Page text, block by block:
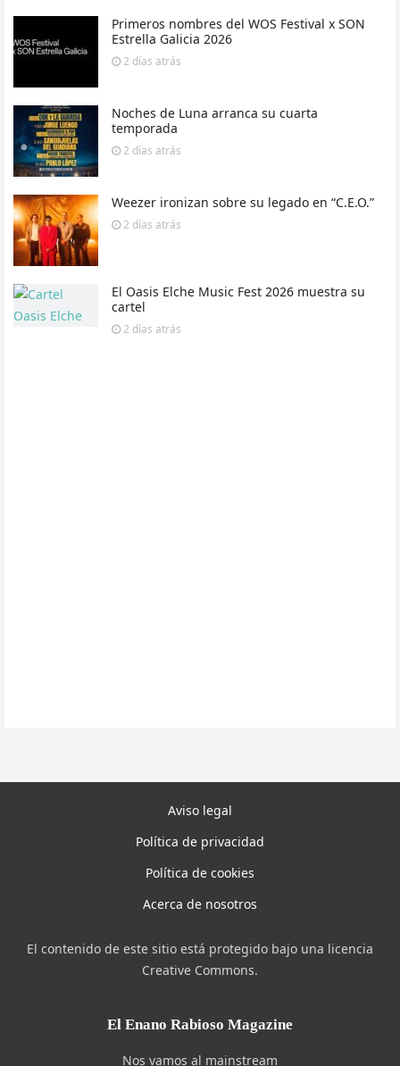
Primeros nombres del WOS Festival x SON
Estrella Galicia 2026
2 días atrás
Noches de Luna arranca su cuarta
temporada
2 días atrás
Weezer ironizan sobre su legado en “C.E.O.”
2 días atrás
El Oasis Elche Music Fest 2026 muestra su
cartel
2 días atrás
Aviso legal
Política de privacidad
Política de cookies
Acerca de nosotros
El contenido de este sitio está protegido bajo una licencia
Creative Commons.
El Enano Rabioso Magazine
Nos vamos al mainstream